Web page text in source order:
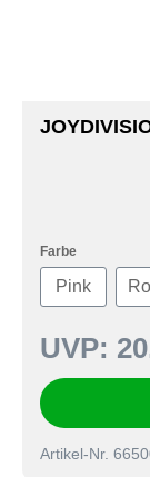
Farbe
Pink
UVP:
Artikel-Nr.